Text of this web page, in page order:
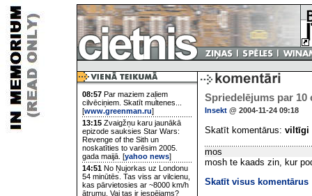
08:57 Par maziem zaļiem
cilvēciņiem. Skatīt multenes...
[www.greenman.ru]
13:15 Zvaigžņu karu jaunākā
epizode sauksies Star Wars:
Revenge of the Sith un
noskatīties to varēsim 2005.
gada maijā. [yahoo news]
14:51 No Ņujorkas uz Londonu
54 minūtēs. Tas viss ar vilcienu,
kas pārvietosies ar ~8000 km/h
ātrumu. Vai tas ir iespējams?
Spriedelējums par 10
Insekt @ 2004-11-24 09:18
Skatīt komentārus: viltīgi
mos
mosh te kaads zin, kur
Skatīt visus komentārus